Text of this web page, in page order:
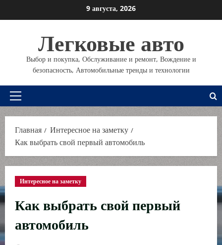
к
9 августа, 2026
Легковые авто
Выбор и покупка, Обслуживание и ремонт, Вождение и
безопасность, Автомобильные тренды и технологии
Основное
меню
Главная
Интересное на заметку
Как выбрать свой первый автомобиль
Интересное на заметку
Как выбрать свой первый
автомобиль